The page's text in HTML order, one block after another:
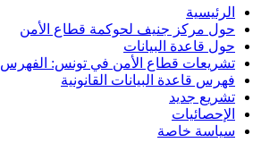
الرئيسية
حول مركز جنيف لحوكمة قطاع الأمن
حول قاعدة البيانات
تشريعات قطاع الأمن في تونس: الفهرس 1956-2011
فهرس قاعدة البيانات القانونية
تشريع جديد
الإحصائيات
سياسة خاصة